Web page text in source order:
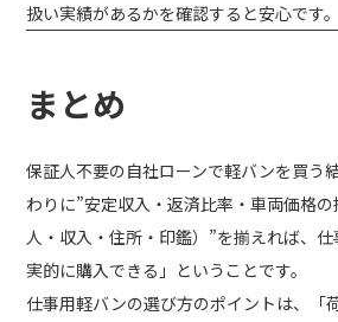
扱い実績があるかを確認すると安心です。
まとめ
保証人不要の自社ローンで軽バンを買う
わりに”安定収入・返済比率・車両価格
人・収入・住所・印鑑）”を揃えれば、
実的に購入できる」ということです。
仕事用軽バンの選び方のポイントは、「